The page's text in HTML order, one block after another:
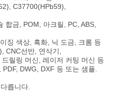
C37700(HPb59),
합금, POM, 아크릴, PC, ABS,
징 색상, 흑화, 닉 도금, 크롬 등
CNC선반, 연삭기,
릴링 머신, 레이저 커팅 머신 등
PDF, DWG, DXF 등 또는 샘플.
릅니다.